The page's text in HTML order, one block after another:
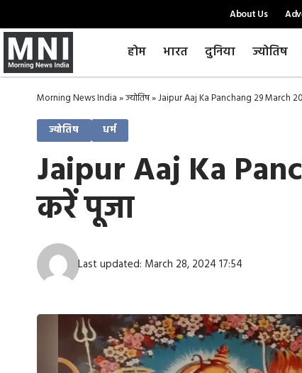
About Us
होम भारत दुनिया ज्योतिष
Morning News India»ज्योतिष»Jaipur Aaj Ka Panchang 29 March
ज्योतिष धर्म
Jaipur Aaj Ka
करें पूजा
Last updated: March 28, 2024 17:54